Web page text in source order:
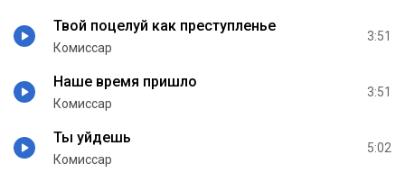
Твой поцелуй как преступленье
Комиссар
3:51
Наше время пришло
Комиссар
3:51
Ты уйдешь
Комиссар
5:02